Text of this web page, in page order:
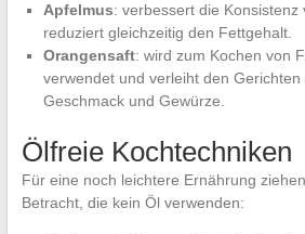
Apfelmus: verbessert die Konsistenz
reduziert gleichzeitig den Fettgehalt.
Orangensaft: wird zum Kochen von
verwendet und verleiht den
Geschmack und Gewürze.
Ölfreie Kochtechniken
Für eine noch leichtere Ernährung
Betracht, die kein Öl verwenden: